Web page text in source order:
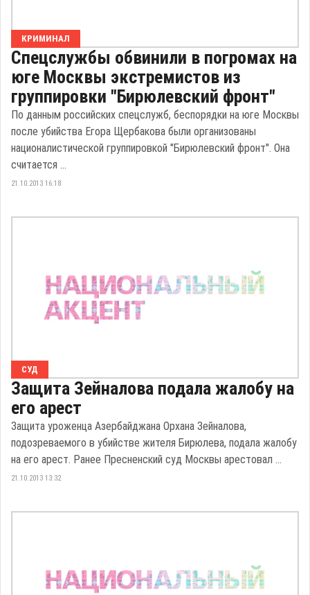
КРИМИНАЛ
Спецслужбы обвинили в погромах на
юге Москвы экстремистов из
группировки "Бирюлевский фронт"
По данным российских спецслужб, беспорядки на юге Москвы
после убийства Егора Щербакова были организованы
националистической группировкой "Бирюлевский фронт". Она
считается ...
21.10.2013 16:18
СУД
Защита Зейналова подала жалобу на
его арест
Защита уроженца Азербайджана Орхана Зейналова,
подозреваемого в убийстве жителя Бирюлева, подала жалобу
на его арест. Ранее Пресненский суд Москвы арестовал ...
21.10.2013 13:32